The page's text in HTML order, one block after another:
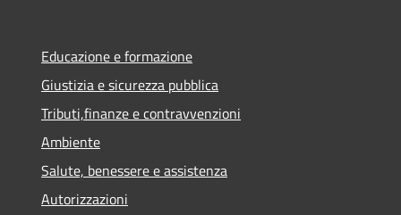
Educazione e formazione
Giustizia e sicurezza pubblica
Tributi,finanze e contravvenzioni
Ambiente
Salute, benessere e assistenza
Autorizzazioni